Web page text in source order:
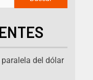
del dólar